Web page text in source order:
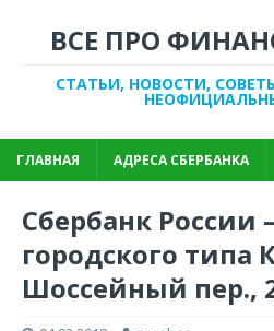
ВСЕ ПРО
СТАТЬИ, НОВОСТИ,
ГЛАВНАЯ АДРЕСА СБЕРБАНКА
Сбербанк России
городского
Шоссейный пер.,